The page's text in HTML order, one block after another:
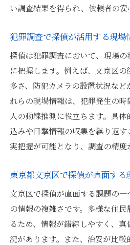
い調査結果を得られ、依頼者の安
犯罪調査で探偵が活用する現場
探偵は犯罪調査において、現場
に把握します。例えば、文京区
多さ、防犯カメラの設置状況など
れらの現場情報は、犯罪発生の
人の動線推測に役立ちます。具体
込みや目撃情報の収集を繰り返
実把握が可能となり、調査の精度
東京都文京区で探偵が直面する
文京区で探偵が直面する課題の
の情報の複雑さです。多様な住
るため、情報が錯綜しやすく、
況があります。また、治安が比